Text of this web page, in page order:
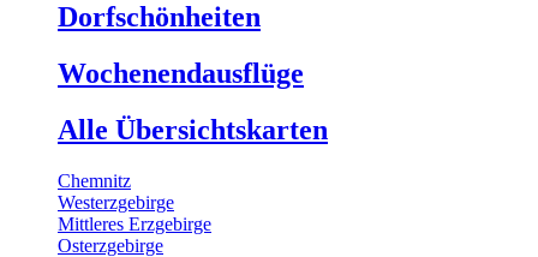
Dorfschönheiten
Wochenendausflüge
Alle Übersichtskarten
Chemnitz
Westerzgebirge
Mittleres Erzgebirge
Osterzgebirge